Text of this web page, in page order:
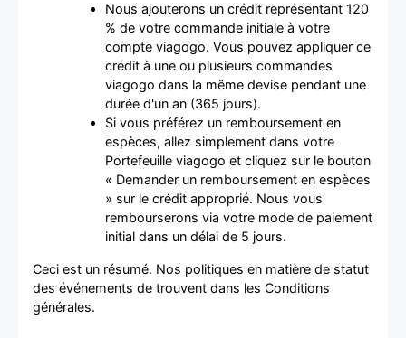
Nous ajouterons un crédit représentant 120
% de votre commande initiale à votre
compte viagogo. Vous pouvez appliquer ce
crédit à une ou plusieurs commandes
viagogo dans la même devise pendant une
durée d'un an (365 jours).
Si vous préférez un remboursement en
espèces, allez simplement dans votre
Portefeuille viagogo et cliquez sur le bouton
« Demander un remboursement en espèces
» sur le crédit approprié. Nous vous
rembourserons via votre mode de paiement
initial dans un délai de 5 jours.
Ceci est un résumé. Nos politiques en matière de statut
des événements de trouvent dans les Conditions
générales.